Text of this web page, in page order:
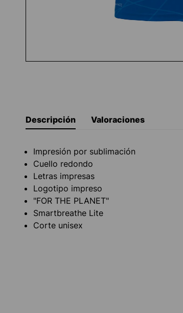
Descripción Valoraciones
Impresión por sublimación
Cuello redondo
Letras impresas
Logotipo impreso
"FOR THE PLANET"
Smartbreathe Lite
Corte unisex